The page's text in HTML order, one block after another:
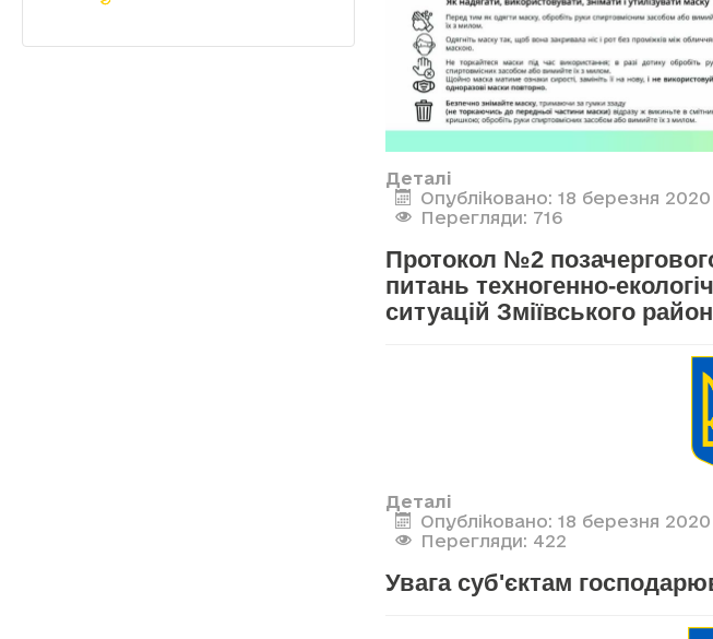
Деталі
Опубліковано: 18 березня 2020
Перегляди: 716
Протокол №2 позачергового
питань техногенно-
ситуацій Зміївського
Деталі
Опубліковано: 18 березня 2020
Перегляди: 422
Увага суб'єктам